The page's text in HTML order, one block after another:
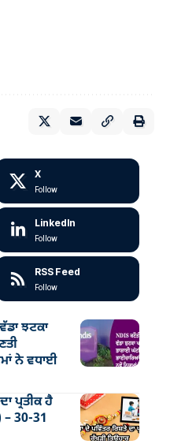
X
Follow
LinkedIn
Follow
RSS Feed
Follow
ਝਟਕਾ
ਨੇ ਵਧਾਈ
ਪ੍ਰਤੀਕ ਹੈ
– 30-31